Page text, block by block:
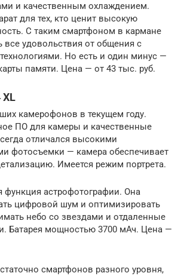
и качественным охлаждением.
для тех, кто ценит высокую
С таким смартфоном в кармане
все удовольствия от общения с
Но есть и один минус —
памяти. Цена — от 43 тыс. руб.
XL
камерофонов в текущем году.
ПО для камеры и качественные
отличался высокими
фотосъемки — камера обеспечивает
Имеется режим портрета.
функция астрофотографии. Она
цифровой шум и оптимизировать
небо со звездами и отдаленные
Батарея мощностью 3700 мАч. Цена —
смартфонов разного уровня,